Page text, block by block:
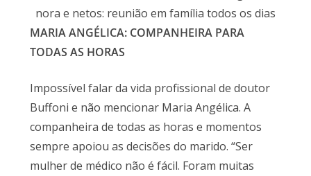
nora e netos: reunião em família todos os dias
MARIA ANGÉLICA: COMPANHEIRA PARA
TODAS AS HORAS
Impossível falar da vida profissional de doutor
Buffoni e não mencionar Maria Angélica. A
companheira de todas as horas e momentos
sempre apoiou as decisões do marido. “Ser
mulher de médico não é fácil. Foram muitas